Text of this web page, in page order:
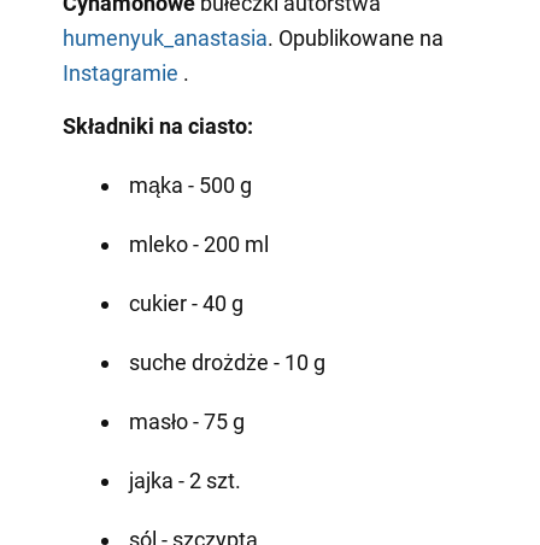
humenyuk_anastasia. Opublikowane na
Instagramie .
Składniki na ciasto:
mąka - 500 g
mleko - 200 ml
cukier - 40 g
suche drożdże - 10 g
masło - 75 g
jajka - 2 szt.
sól - szczypta